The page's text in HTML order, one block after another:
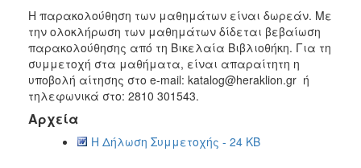
ΤΟΠΟΣ
ΠΟΛΙΤΙΣΜΟΣ
ΑΝΘΕΚΤΙΚΗ
ΠΟΛΗ
Η παρακολούθηση των μαθημάτων είναι δωρεάν. Με
την ολοκλήρωση των μαθημάτων δίδεται βεβαίωση
παρακολούθησης από τη Βικελαία Βιβλιοθήκη. Για τη
συμμετοχή στα μαθήματα, είναι απαραίτητη η
υποβολή αίτησης στο e-mail: katalog@heraklion.gr ή
τηλεφωνικά στο: 2810 301543.
Αρχεία
Η Δήλωση Συμμετοχής - 24 KB